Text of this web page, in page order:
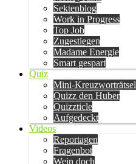
Sektenblog
Work in Progress
Top Job
Zugestiegen
Madame Energie
Smart gespart
Quiz
Mini-Kreuzworträtsel
Quizz den Huber
Quizzticle
Aufgedeckt
Videos
Reportagen
Fragenbot
Wein doch